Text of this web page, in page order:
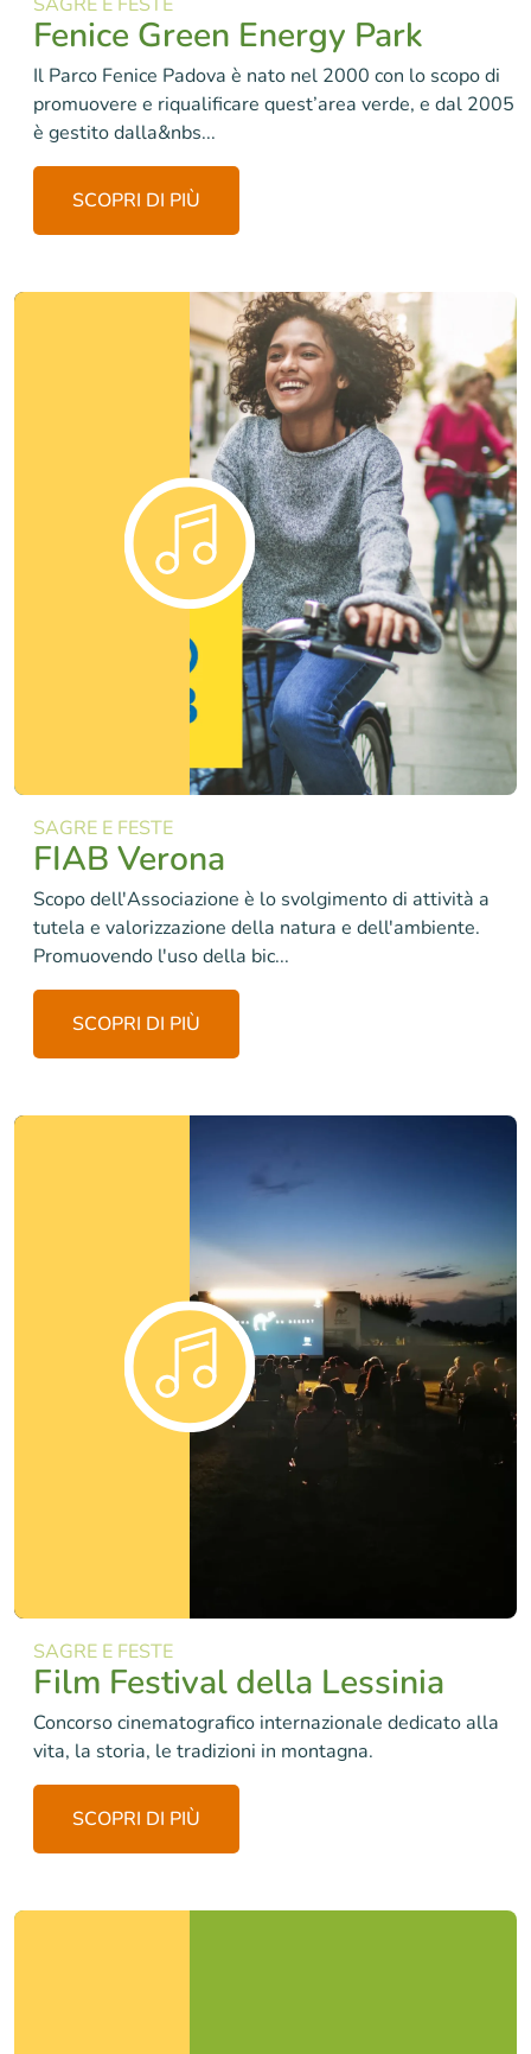
Fenice Green Energy Park
Il Parco Fenice Padova è nato nel 2000 con lo scopo di
promuovere e riqualificare quest’area verde, e dal 2005
è gestito dalla&nbs...
SCOPRI DI PIÙ
SAGRE E FESTE
FIAB Verona
Scopo dell'Associazione è lo svolgimento di attività a
tutela e valorizzazione della natura e dell'ambiente.
Promuovendo l'uso della bic...
SCOPRI DI PIÙ
SAGRE E FESTE
Film Festival della Lessinia
Concorso cinematografico internazionale dedicato alla
vita, la storia, le tradizioni in montagna.
SCOPRI DI PIÙ